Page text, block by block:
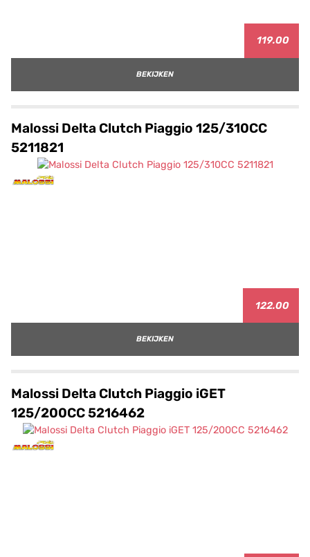
119.00
BEKIJKEN
Malossi Delta Clutch Piaggio 125/310CC
5211821
122.00
BEKIJKEN
Malossi Delta Clutch Piaggio iGET
125/200CC 5216462